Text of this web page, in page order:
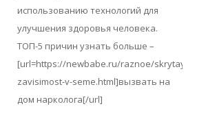
использованию технологий для
улучшения здоровья человека.
ТОП-5 причин узнать больше –
[url=https://newbabe.ru/raznoe/skrytaya-
zavisimost-v-seme.html]вызвать на
дом нарколога[/url]